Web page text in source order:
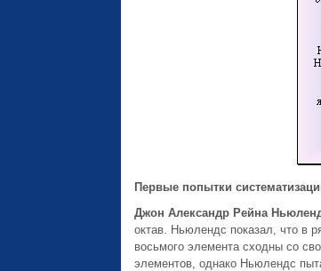
Первые попытки
Джон Александр Рейна
октав. Ньюлендс показал, что в
восьмого элемента сходны со
элементов, однако Ньюлендс